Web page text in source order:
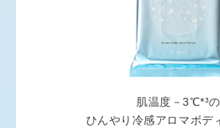
肌温度－3℃*³の
ひんやり冷感アロマボデ